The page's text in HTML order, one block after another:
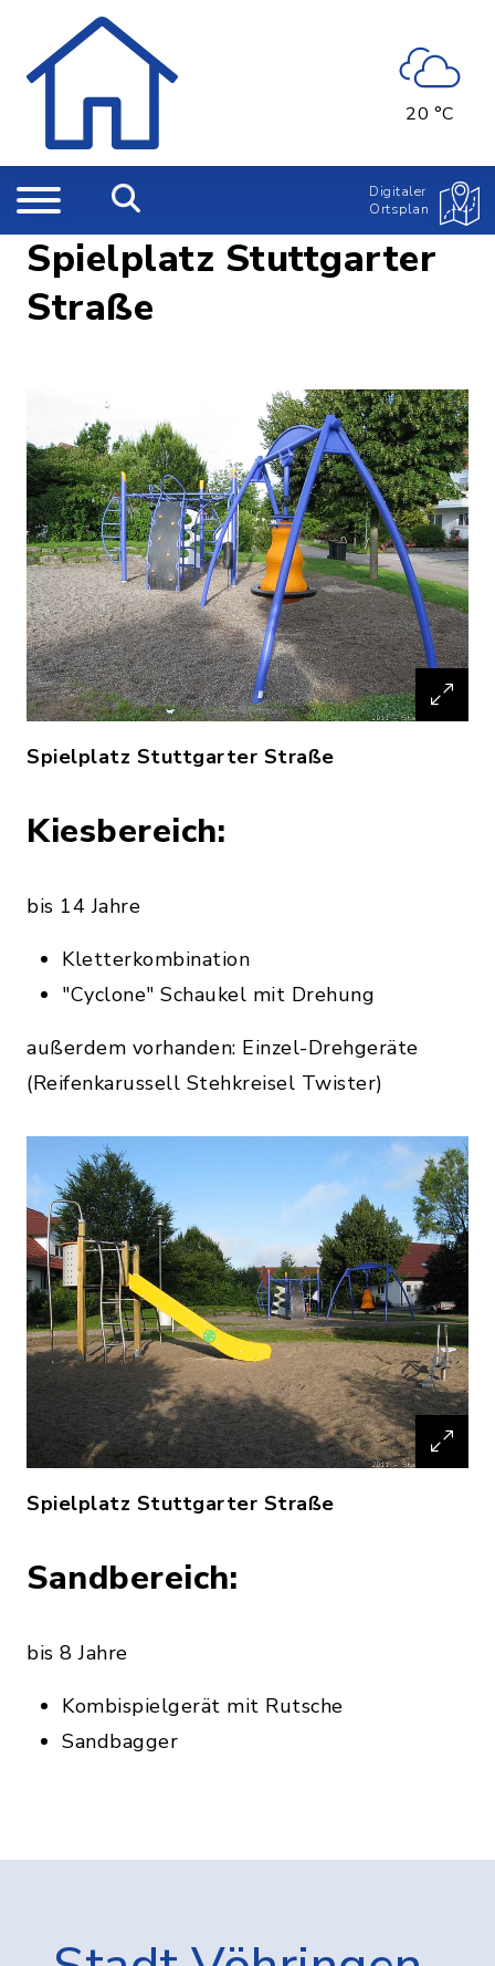
20 °C
Digitaler
Ortsplan
Spielplatz Stuttgarter
Straße
Spielplatz Stuttgarter Straße
Kiesbereich:
bis 14 Jahre
Kletterkombination
"Cyclone" Schaukel mit Drehung
außerdem vorhanden: Einzel-Drehgeräte
(Reifenkarussell Stehkreisel Twister)
Spielplatz Stuttgarter Straße
Sandbereich:
bis 8 Jahre
Kombispielgerät mit Rutsche
Sandbagger